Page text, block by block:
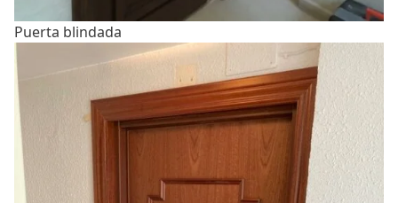
Puerta blindada